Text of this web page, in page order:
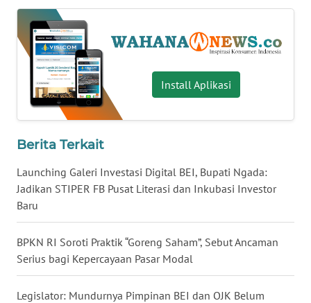
Install Aplikasi
Berita Terkait
Launching Galeri Investasi Digital BEI, Bupati Ngada:
Jadikan STIPER FB Pusat Literasi dan Inkubasi Investor
Baru
BPKN RI Soroti Praktik “Goreng Saham”, Sebut Ancaman
Serius bagi Kepercayaan Pasar Modal
Legislator: Mundurnya Pimpinan BEI dan OJK Belum
KALTARA
WN
KALSEL
WN
WN
SULSEL
WN